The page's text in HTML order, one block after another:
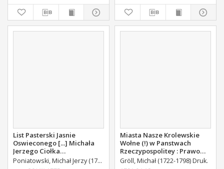
List Pasterski Jasnie
Oswieconego [...] Michała
Jerzego Ciołka
Poniatowskiego Biskupa
Płockiego Xiązęcia
Poniatowski, Michał Jerzy (1736-1794)
Miasta Nasze Krolewskie
Wołne (!) w Panstwach
Rzeczypospolitey : Prawo
uchwalone Dnia 18.
kwietnia 1791.
Gröll, Michał (1722-1798) Druk.